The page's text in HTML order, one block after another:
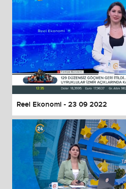
Reel Ekonomi - 23 09 2022